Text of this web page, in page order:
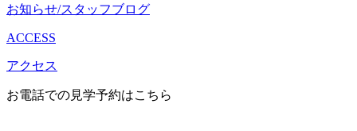
お知らせ/スタッフブログ
ACCESS
アクセス
お電話での見学予約はこちら